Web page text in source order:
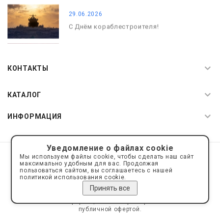
29.06.2026
С Днём кораблестроителя!
КОНТАКТЫ
КАТАЛОГ
ИНФОРМАЦИЯ
© 2019—2026 Интернет пространство АкваРос
sale@a-ros.ru
Политика конфиденциальности
Политика обработки персональных данных
Сайт носит информационный характер и не является
публичной офертой.
Уведомление о файлах cookie
Мы используем файлы cookie, чтобы сделать наш сайт
максимально удобным для вас. Продолжая
пользоваться сайтом, вы соглашаетесь с нашей
политикой использования cookie.
Принять все